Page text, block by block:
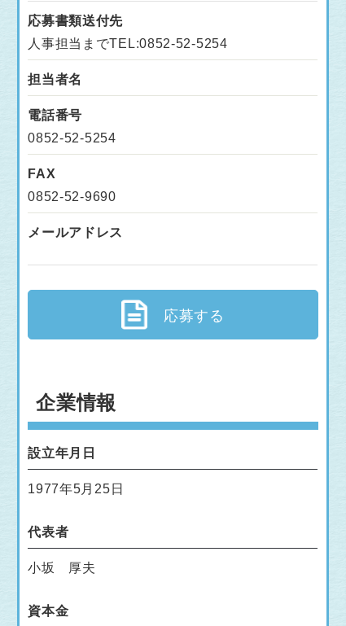
応募書類送付先
人事担当までTEL:0852-52-5254
担当者名
電話番号
0852-52-5254
FAX
0852-52-9690
メールアドレス
応募する
企業情報
設立年月日
1977年5月25日
代表者
小坂 厚夫
資本金